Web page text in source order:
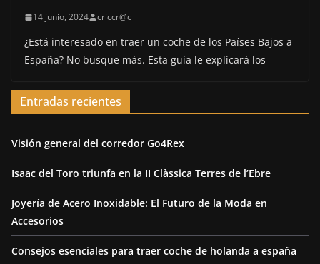
14 junio, 2024 criccr@c
¿Está interesado en traer un coche de los Países Bajos a
España? No busque más. Esta guía le explicará los
Entradas recientes
Visión general del corredor Go4Rex
Isaac del Toro triunfa en la II Clàssica Terres de l’Ebre
Joyería de Acero Inoxidable: El Futuro de la Moda en
Accesorios
Consejos esenciales para traer coche de holanda a españa